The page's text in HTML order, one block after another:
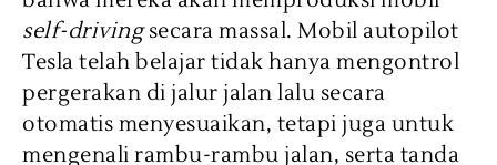
self-drivingsecara massal. Mobil autopilot
Tesla telah belajar tidak hanya mengontrol
pergerakan di jalur jalan lalu secara
otomatis menyesuaikan, tetapi juga untuk
mengenali rambu-rambu jalan, serta tanda